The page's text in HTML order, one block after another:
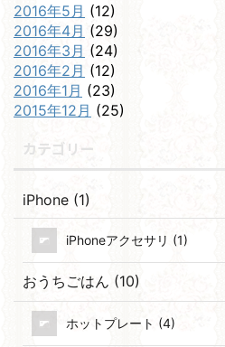
2016年5月 (12)
2016年4月 (29)
2016年3月 (24)
2016年2月 (12)
2016年1月 (23)
2015年12月 (25)
カテゴリー
iPhone (1)
iPhoneアクセサリ (1)
おうちごはん (10)
ホットプレート (4)